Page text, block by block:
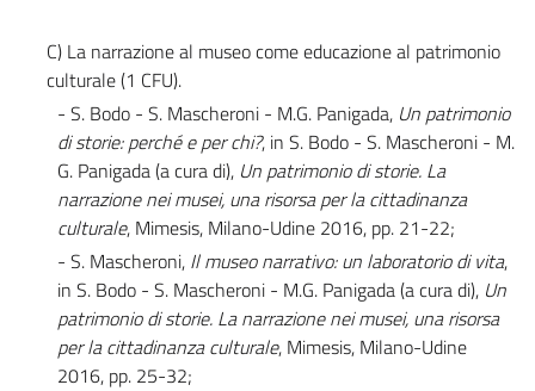
C) La narrazione al museo come educazione al patrimonio
culturale (1 CFU).
- S. Bodo - S. Mascheroni - M.G. Panigada, Un patrimonio
di storie: perché e per chi?, in S. Bodo - S. Mascheroni - M.
G. Panigada (a cura di), Un patrimonio di storie. La
narrazione nei musei, una risorsa per la cittadinanza
culturale, Mimesis, Milano-Udine 2016, pp. 21-22;
- S. Mascheroni, Il museo narrativo: un laboratorio di vita,
in S. Bodo - S. Mascheroni - M.G. Panigada (a cura di), Un
patrimonio di storie. La narrazione nei musei, una risorsa
per la cittadinanza culturale, Mimesis, Milano-Udine
2016, pp. 25-32;